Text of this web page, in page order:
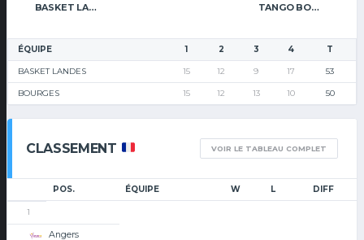
BASKET LANDES TANGO BOURGES BASKET
ÉQUIPE 1 2 3 4 T
BASKET LANDES 15 12 9 17 53
BOURGES 15 12 13 10 50
CLASSEMENT VOIR LE TABLEAU COMPLET
POS. ÉQUIPE W L DIFF
1
Angers